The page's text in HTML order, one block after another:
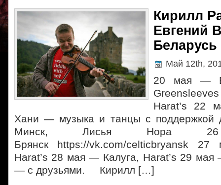
Кирилл
Евгений
Беларусь
Май 12th,
20 мая —
Harat’s 22
Хани — музыка и танцы с
Минск, Лисья
Брянск https://vk.com/celticbryansk
Harat’s 28 мая — Калуга, Harat’s 29
— с друзьями. Кирилл […]